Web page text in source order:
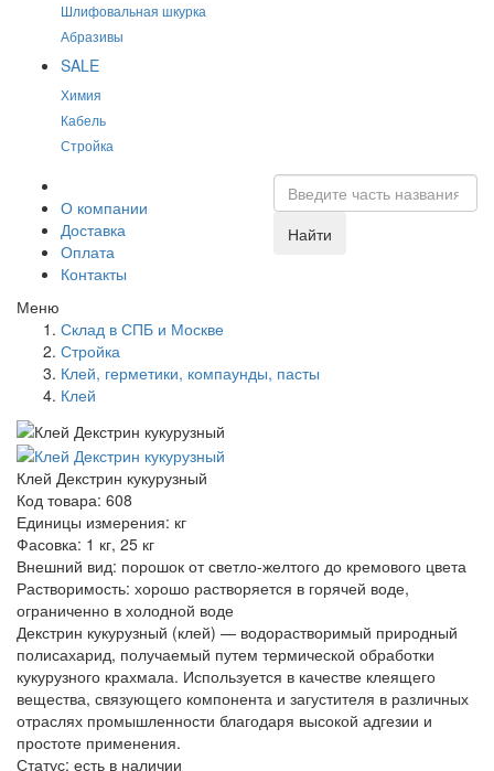
Шлифовальная шкурка
Абразивы
SALE
Химия
Кабель
Стройка
О компании
Доставка
Оплата
Контакты
Найти
Меню
Склад в СПБ и Москве
Стройка
Клей, герметики, компаунды, пасты
Клей
Клей Декстрин кукурузный
Код товара: 608
Единицы измерения: кг
Фасовка: 1 кг, 25 кг
Внешний вид: порошок от светло-желтого до кремового цвета
Растворимость: хорошо растворяется в горячей воде,
ограниченно в холодной воде
Декстрин кукурузный (клей) — водорастворимый природный
полисахарид, получаемый путем термической обработки
кукурузного крахмала. Используется в качестве клеящего
вещества, связующего компонента и загустителя в различных
отраслях промышленности благодаря высокой адгезии и
простоте применения.
Статус: есть в наличии